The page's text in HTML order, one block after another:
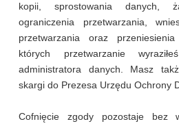
kopii, sprostowania danych,
ograniczenia przetwarzania,
przetwarzania oraz
których przetwarzanie
administratora danych. Masz
skargi do Prezesa Urzędu Ochrony
Cofnięcie zgody pozostaje bez